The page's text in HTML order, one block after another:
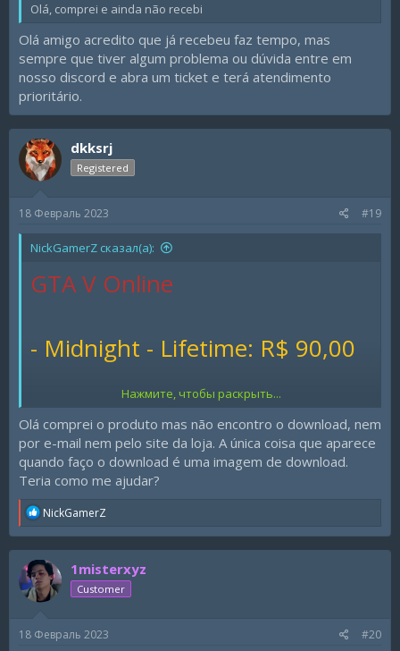
Olá, comprei e ainda não recebi
Olá amigo acredito que já recebeu faz tempo, mas
sempre que tiver algum problema ou dúvida entre em
nosso discord e abra um ticket e terá atendimento
prioritário.
dkksrj
Registered
18 Февраль 2023 #19
NickGamerZ сказал(а):
GTA V Online
- Midnight - Lifetime: R$ 90,00
CS:GO
- Midnight - 30 dias: R$ 30,00
*Métodos de pagamento:
- Pix
- Boleto
Нажмите, чтобы раскрыть...
Olá comprei o produto mas não encontro o download, nem
por e-mail nem pelo site da loja. A única coisa que aparece
quando faço o download é uma imagem de download.
Teria como me ajudar?
R
a
c
t
i
o
:
NickGamerZ
1misterxyz
Customer
18 Февраль 2023 #20